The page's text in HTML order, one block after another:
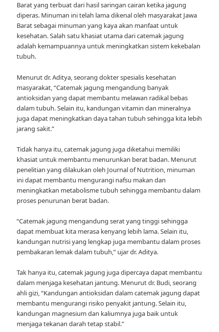
Barat yang terbuat dari hasil saringan cairan ketika jagung
diperas. Minuman ini telah lama dikenal oleh masyarakat Jawa
Barat sebagai minuman yang kaya akan manfaat untuk
kesehatan. Salah satu khasiat utama dari catemak jagung
adalah kemampuannya untuk meningkatkan sistem kekebalan
tubuh.
Menurut dr. Aditya, seorang dokter spesialis kesehatan
masyarakat, “Catemak jagung mengandung banyak
antioksidan yang dapat membantu melawan radikal bebas
dalam tubuh. Selain itu, kandungan vitamin dan mineralnya
juga dapat meningkatkan daya tahan tubuh sehingga kita lebih
jarang sakit.”
Tidak hanya itu, catemak jagung juga diketahui memiliki
khasiat untuk membantu menurunkan berat badan. Menurut
penelitian yang dilakukan oleh Journal of Nutrition, minuman
ini dapat membantu mengurangi nafsu makan dan
meningkatkan metabolisme tubuh sehingga membantu dalam
proses penurunan berat badan.
“Catemak jagung mengandung serat yang tinggi sehingga
dapat membuat kita merasa kenyang lebih lama. Selain itu,
kandungan nutrisi yang lengkap juga membantu dalam proses
pembakaran lemak dalam tubuh,” ujar dr. Aditya.
Tak hanya itu, catemak jagung juga dipercaya dapat membantu
dalam menjaga kesehatan jantung. Menurut dr. Budi, seorang
ahli gizi, “Kandungan antioksidan dalam catemak jagung dapat
membantu mengurangi risiko penyakit jantung. Selain itu,
kandungan magnesium dan kaliumnya juga baik untuk
menjaga tekanan darah tetap stabil.”